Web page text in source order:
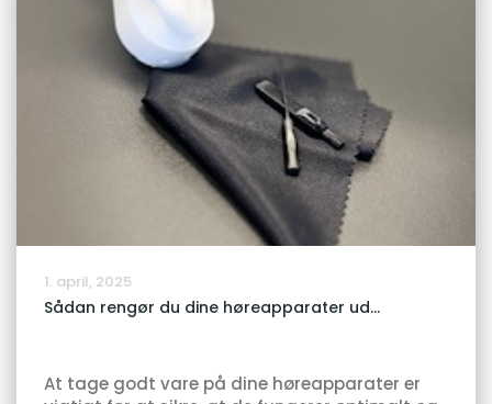
1. april, 2025
Sådan rengør du dine høreapparater ud...
At tage godt vare på dine høreapparater er